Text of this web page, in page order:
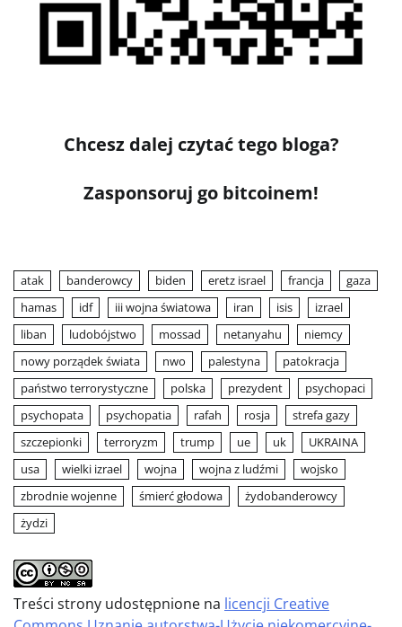
Chcesz dalej czytać tego bloga?
Zasponsoruj go bitcoinem!
atak banderowcy biden eretz israel francja
gaza
hamas
idf iii wojna światowa iran isis
izrael
liban
ludobójstwo mossad netanyahu
niemcy
nowy porządek świata
nwo palestyna
patokracja
państwo terrorystyczne
polska prezydent
psychopaci
psychopata
psychopatia rafah rosja
strefa gazy
szczepionki
terroryzm trump ue uk
UKRAINA
usa
wielki izrael wojna wojna z ludźmi
wojsko
zbrodnie wojenne
śmierć głodowa
żydobanderowcy
żydzi
Treści strony udostępnione na licencji Creative